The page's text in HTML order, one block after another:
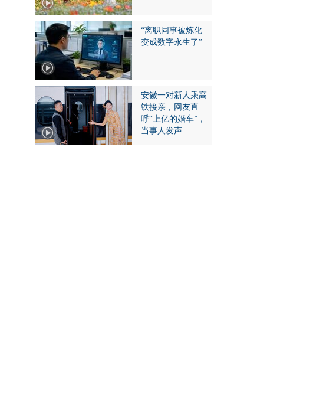
“离职同事被炼化
变成数字永生了”
安徽一对新人乘高
铁接亲，网友直
呼“上亿的婚车”，
当事人发声